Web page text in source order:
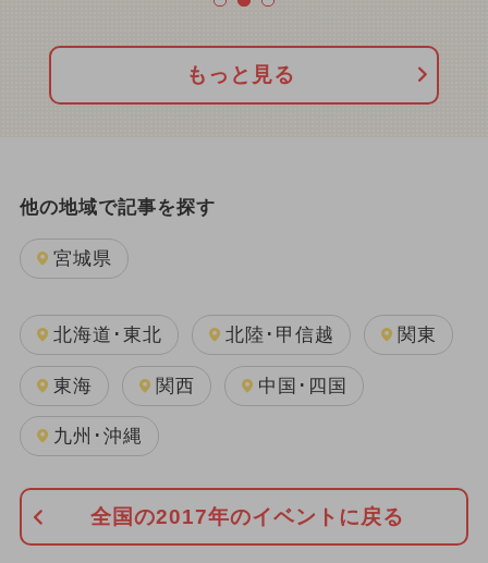
もっと見る
他の地域で記事を探す
宮城県
北海道･東北 北陸･甲信越 関東
東海 関西 中国･四国
九州･沖縄
全国の2017年のイベントに戻る